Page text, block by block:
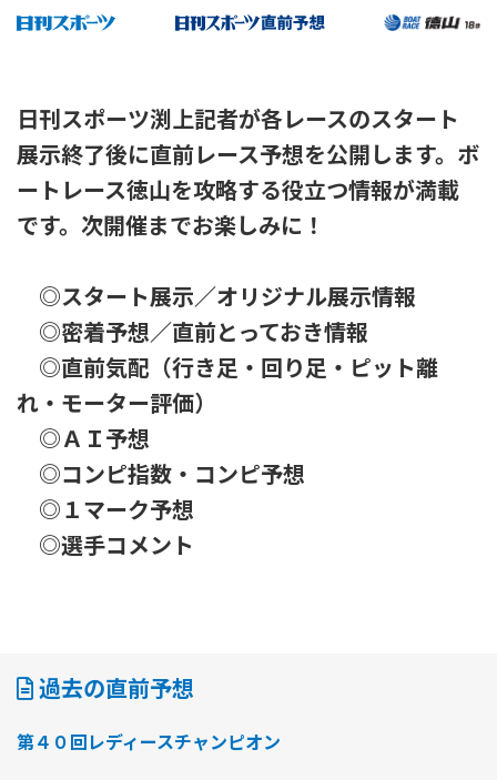
日刊スポーツ渕上記者が各レースのスタート
展示終了後に直前レース予想を公開します。ボ
ートレース徳山を攻略する役立つ情報が満載
です。次開催までお楽しみに！
◎スタート展示／オリジナル展示情報
◎密着予想／直前とっておき情報
◎直前気配（行き足・回り足・ピット離
れ・モーター評価）
◎ＡＩ予想
◎コンピ指数・コンピ予想
◎１マーク予想
◎選手コメント
過去の直前予想
第４０回レディースチャンピオン